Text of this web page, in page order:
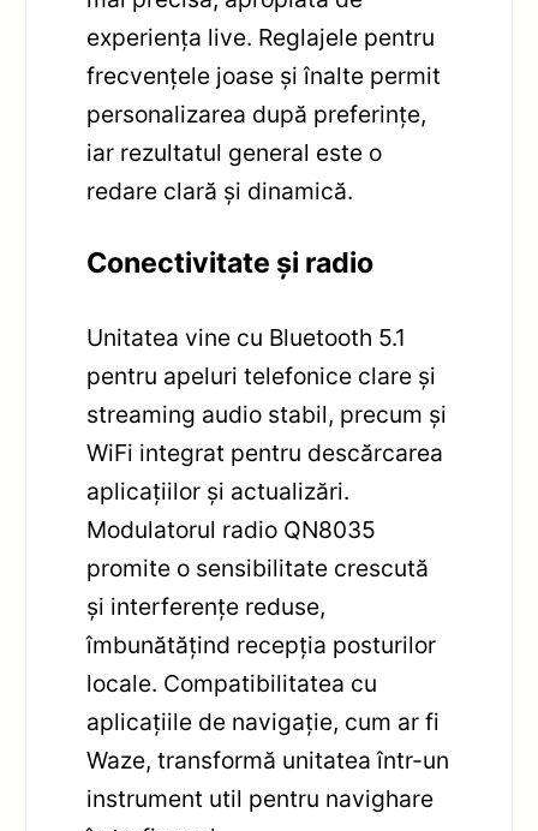
experiența live. Reglajele pentru
frecvențele joase și înalte permit
personalizarea după preferințe,
iar rezultatul general este o
redare clară și dinamică.
Conectivitate și radio
Unitatea vine cu Bluetooth 5.1
pentru apeluri telefonice clare și
streaming audio stabil, precum și
WiFi integrat pentru descărcarea
aplicațiilor și actualizări.
Modulatorul radio QN8035
promite o sensibilitate crescută
și interferențe reduse,
îmbunătățind recepția posturilor
locale. Compatibilitatea cu
aplicațiile de navigație, cum ar fi
Waze, transformă unitatea într-un
instrument util pentru navighare